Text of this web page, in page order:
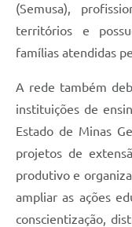
(Semusa),
territórios e
famílias atendidas
A rede também
instituições de
Estado de Minas
projetos de
produtivo e
ampliar as ações
conscientização,